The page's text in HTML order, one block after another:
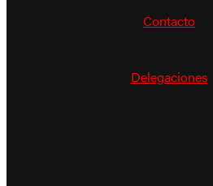
Contacto
Delegaciones